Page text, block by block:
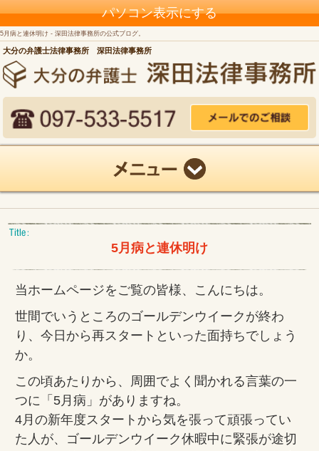
パソコン表示にする
5月病と連休明け - 深田法律事務所の公式ブログ。
大分の弁護士法律事務所 深田法律事務所
5月病と連休明け
当ホームページをご覧の皆様、こんにちは。
世間でいうところのゴールデンウイークが終わ
り、今日から再スタートといった面持ちでしょう
か。
この頃あたりから、周囲でよく聞かれる言葉の一
つに「5月病」がありますね。
4月の新年度スタートから気を張って頑張ってい
た人が、ゴールデンウイーク休暇中に緊張が途切